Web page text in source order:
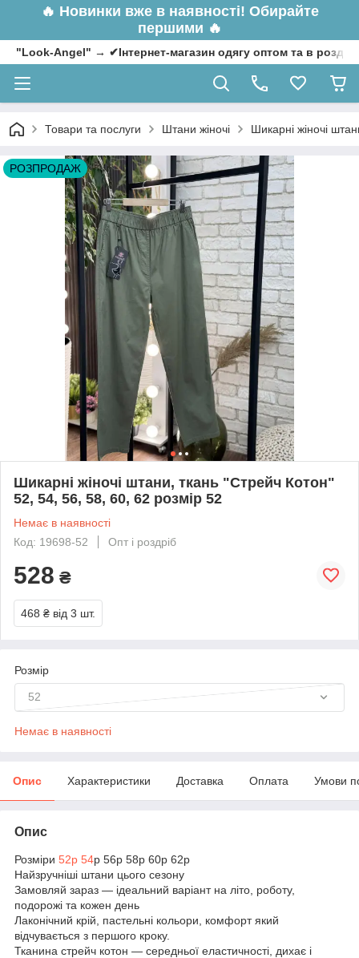
🔥 Новинки вже в наявності! Обирайте
першими 🔥
"Look-Angel" → ✔Інтернет-магазин одягу оптом та в
Товари та послуги Штани жіночі Шикарні жіночі
РОЗПРОДАЖ
Шикарні жіночі штани, ткань "Стрейч Котон"
52, 54, 56, 58, 60, 62 розмір 52
Немає в наявності
Код: 19698-52
Опт і роздріб
528 ₴
468 ₴ від 3 шт.
Розмір
52
Немає в наявності
Опис Характеристики Доставка Оплата Умови
Опис
Розміри 52р 54р 56р 58р 60р 62р
Найзручніші штани цього сезону
Замовляй зараз — ідеальний варіант на літо, роботу,
подорожі та кожен день
Лаконічний крій, пастельні кольори, комфорт який
відчувається з першого кроку.
Тканина стрейч котон — середньої еластичності, дихає і